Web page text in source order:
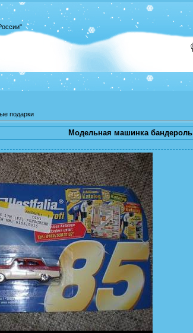
подарки
Модельная машинка бандероль